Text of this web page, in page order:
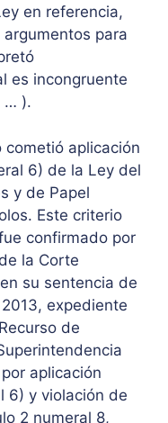
en referencia,
para
es incongruente
… ).
aplicación
6) de la Ley del
y de Papel
Este criterio
confirmado por
la Corte
su sentencia de
expediente
de
aplicación
6) y violación de
2 numeral 8,